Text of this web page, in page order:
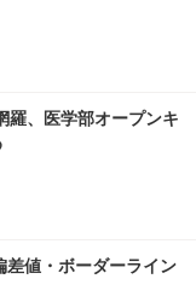
羅、医学部オープンキ
差値・ボーダーライン